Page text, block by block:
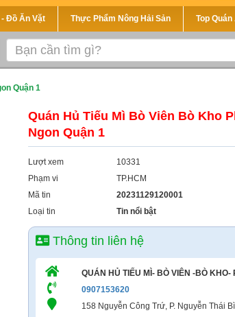
- Đồ Ăn Vặt Thực Phẩm Nông Hải Sản Top Quán
Quận 1
Quán Hủ Tiếu Mì Bò Viên Bò Kho
Ngon Quận 1
Lượt xem
10331
Phạm vi
TP.HCM
Mã tin
20231129120001
Loại tin
Tin nổi bật
Thông tin liên hệ
QUÁN HỦ TIẾU MÌ- BÒ VIÊN -BÒ KHO-
0907153620
158 Nguyễn Công Trứ, P. Nguyễn Thái